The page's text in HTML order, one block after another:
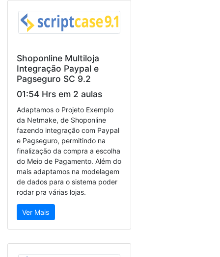
Shoponline Multiloja
Integração Paypal e
Pagseguro SC 9.2
01:54 Hrs em 2 aulas
Adaptamos o Projeto Exemplo
da Netmake, de Shoponline
fazendo integração com Paypal
e Pagseguro, permitindo na
finalização da compra a escolha
do Meio de Pagamento. Além do
mais adaptamos na modelagem
de dados para o sistema poder
rodar pra várias lojas.
Ver Mais